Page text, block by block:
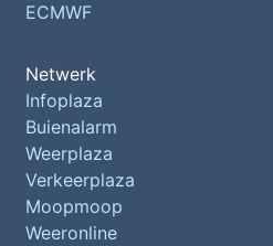
ECMWF
Netwerk
Infoplaza
Buienalarm
Weerplaza
Verkeerplaza
Moopmoop
Weeronline